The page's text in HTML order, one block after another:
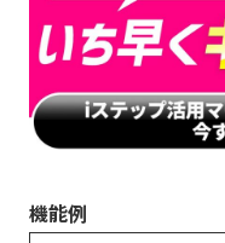
機能例